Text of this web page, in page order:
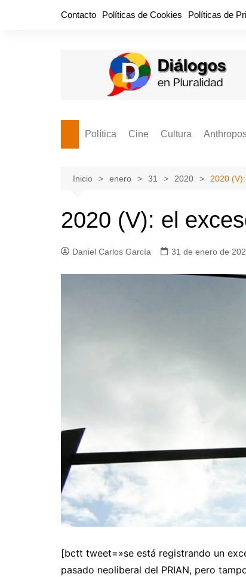
Contacto Políticas de Cookies Políticas de
Política
Cabos Sueltos
Disruptor
El Cardenche
Guerra de Encuestas
Cine
FILMOGRAFÍAS
Cultura
Crónica
Libros
Música
Poesía
Inicio enero 31 2020 2020
2020 (V): el
Daniel Carlos García 31 de enero de
[bctt tweet=»se está registrando un
pasado neoliberal del PRIAN, pero